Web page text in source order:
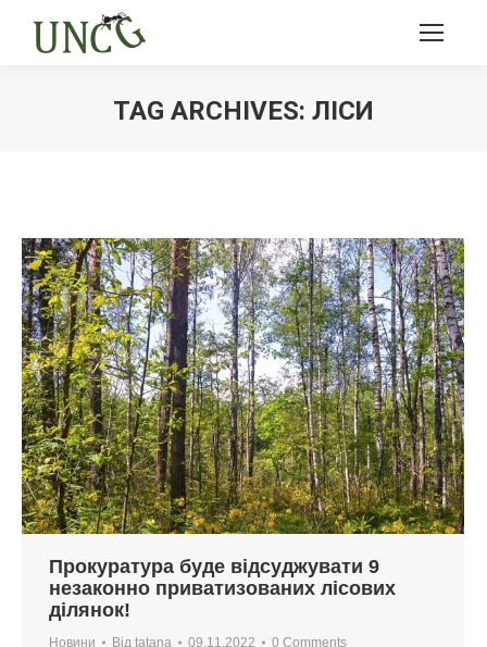
TAG ARCHIVES: ЛІСИ
Прокуратура буде відсуджувати 9
незаконно приватизованих лісових
ділянок!
Новини Від tatana 09.11.2022 0 Comments